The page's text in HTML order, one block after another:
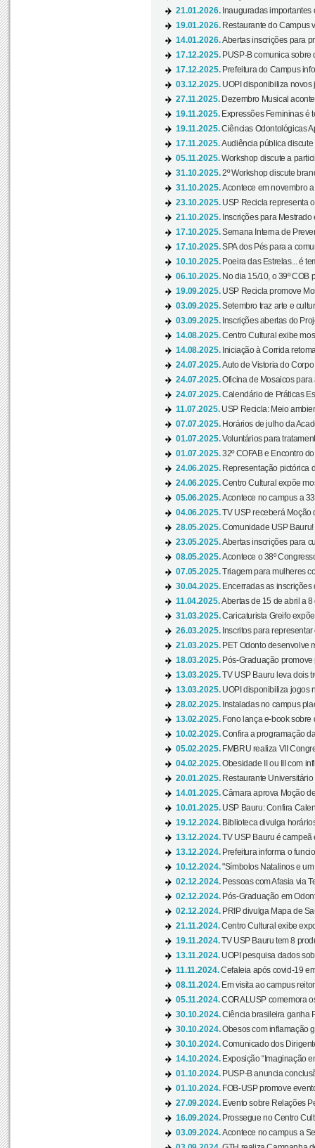
21.01.2026. Inauguradas
19.01.2026. Restaurante do Campus
14.01.2026.Abertas inscrições para
17.12.2025. PUSP-B comunica sobre
17.12.2025. Prefeitura do Campus
03.12.2025. UOPI disponibiliza novos
27.11.2025. Dezembro Musical
19.11.2025. Expressões Femininas é
19.11.2025.Ciências Odontológicas
17.11.2025.Audiência pública
05.11.2025.Workshop discute a
31.10.2025.2º Workshop discute
31.10.2025.Acontece em novembro
23.10.2025. USP Recicla representa
21.10.2025. Inscrições para
17.10.2025.Semana Interna de
17.10.2025.SPA dos Pés para a
10.10.2025. Poeira das Estrelas... é
06.10.2025. No dia 15/10, o 39º COB
19.09.2025. USP Recicla promove
03.09.2025.Setembro traz arte e
03.09.2025. Inscrições abertas do
14.08.2025.Centro Cultural exibe
14.08.2025. Iniciação à Corrida
24.07.2025.Auto de Vistoria do
24.07.2025.Oficina de Mosaicos
24.07.2025.Calendário de Práticas
11.07.2025. USP Recicla: Meio
07.07.2025. Horários de julho da
01.07.2025.Voluntários para
01.07.2025.32º COFAB e Encontro
24.06.2025. Representação pictórica
24.06.2025.Centro Cultural expõe
05.06.2025.Acontece no campus a
04.06.2025.TV USP receberá Moção
28.05.2025.Comunidade USP Bauru!
23.05.2025.Abertas inscrições para
08.05.2025.Acontece o 38º
07.05.2025.Triagem para mulheres
30.04.2025. Encerradas as inscrições
11.04.2025.Abertas de 15 de abril a
31.03.2025.Caricaturista Greifo
26.03.2025. Inscritos para
21.03.2025. PET Odonto desenvolve
18.03.2025. Pós-Graduação
13.03.2025.TV USP Bauru leva dois
13.03.2025. UOPI disponibiliza jogos
28.02.2025. Instaladas no campus
13.02.2025. Fono lança e-book sobre
10.02.2025.Confira a programação
05.02.2025. FMBRU realiza VII
04.02.2025.Obesidade II ou III com
20.01.2025. Restaurante
14.01.2025.Câmara aprova Moção
10.01.2025. USP Bauru: Confira
19.12.2024. Biblioteca divulga
13.12.2024.TV USP Bauru é campeã
13.12.2024. Prefeitura informa o
10.12.2024."Símbolos Natalinos e
02.12.2024. Pessoas com Afasia via
02.12.2024. Pós-Graduação em
02.12.2024. PRIP divulga Mapa de
21.11.2024.Centro Cultural exibe
19.11.2024.TV USP Bauru tem 8
13.11.2024. UOPI pesquisa dados
11.11.2024.Cefaleia após covid-19
08.11.2024. Em visita ao campus
05.11.2024.CORALUSP comemora
30.10.2024.Ciência brasileira ganha
30.10.2024.Obesos com inflamação
30.10.2024.Comunicado dos
14.10.2024. Exposição “Imaginação
01.10.2024. PUSP-B anuncia
01.10.2024. FOB-USP promove
27.09.2024. Evento sobre Relações
16.09.2024. Prossegue no Centro
03.09.2024.Acontece no campus a